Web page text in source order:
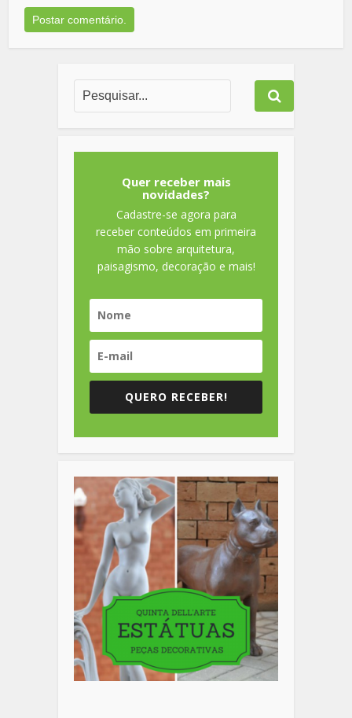
Quer receber mais
novidades?
Cadastre-se agora para
receber conteúdos em primeira
mão sobre arquitetura,
paisagismo, decoração e mais!
QUERO RECEBER!